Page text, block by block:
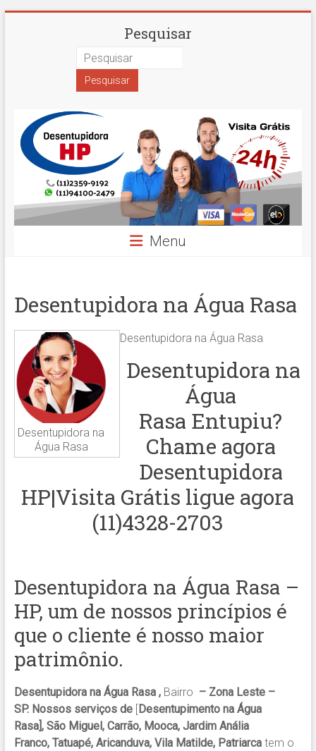
Desentupidora
Paulo
Hidro
Prime
Pesquisar
Menu
Desentupidora na Água Rasa
Desentupidora na
Água Rasa
Desentupidora na Água Rasa
Desentupidora na
Água
Rasa Entupiu?
Chame agora
Desentupidora
HP|Visita Grátis ligue agora
(11)4328-2703
Desentupidora na Água Rasa –
HP, um de nossos princípios é
que o cliente é nosso maior
patrimônio.
Desentupidora na Água Rasa ,Bairro – Zona Leste –
SP. Nossos serviços de[Desentupimento na Água
Rasa], São Miguel, Carrão, Mooca, Jardim Anália
Franco, Tatuapé, Aricanduva, Vila Matilde, Patriarca tem o